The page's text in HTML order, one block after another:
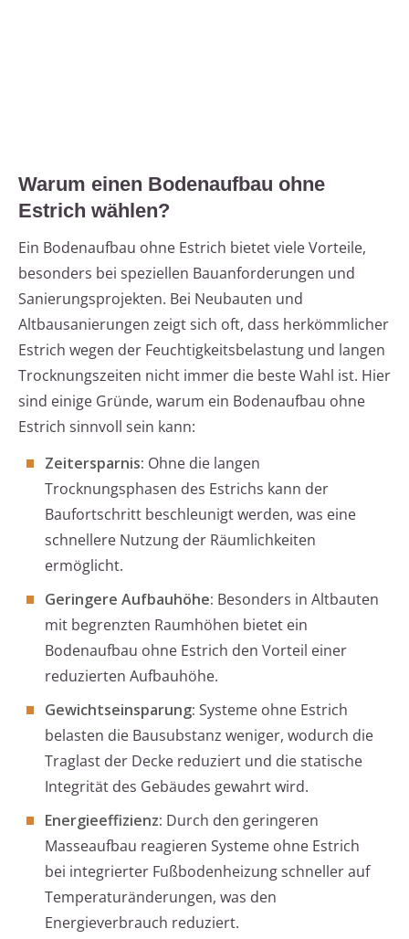
Warum einen Bodenaufbau ohne
Estrich wählen?
Ein Bodenaufbau ohne Estrich bietet viele Vorteile,
besonders bei speziellen Bauanforderungen und
Sanierungsprojekten. Bei Neubauten und
Altbausanierungen zeigt sich oft, dass herkömmlicher
Estrich wegen der Feuchtigkeitsbelastung und langen
Trocknungszeiten nicht immer die beste Wahl ist. Hier
sind einige Gründe, warum ein Bodenaufbau ohne
Estrich sinnvoll sein kann:
Zeitersparnis: Ohne die langen
Trocknungsphasen des Estrichs kann der
Baufortschritt beschleunigt werden, was eine
schnellere Nutzung der Räumlichkeiten
ermöglicht.
Geringere Aufbauhöhe: Besonders in Altbauten
mit begrenzten Raumhöhen bietet ein
Bodenaufbau ohne Estrich den Vorteil einer
reduzierten Aufbauhöhe.
Gewichtseinsparung: Systeme ohne Estrich
belasten die Bausubstanz weniger, wodurch die
Traglast der Decke reduziert und die statische
Integrität des Gebäudes gewahrt wird.
Energieeffizienz: Durch den geringeren
Masseaufbau reagieren Systeme ohne Estrich
bei integrierter Fußbodenheizung schneller auf
Temperaturänderungen, was den
Energieverbrauch reduziert.